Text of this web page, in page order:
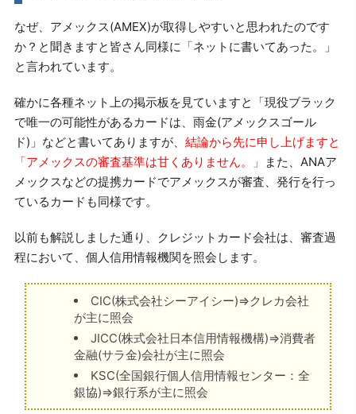
なぜ、アメックス(AMEX)が取得しやすいと思われたのです
か？と聞きますと皆さん同様に「ネットに書いてあった。」
と言われています。
確かに各種ネット上の掲示板を見ていますと「現役ブラック
で唯一の可能性があるカードは、雨金(アメックスゴール
ド)」などと書いてありますが、 結論から先に申し上げますと
「アメックスの審査基準は甘くありません。」
また、ANAア
メックスなどの提携カードでアメックスが審査、発行を行っ
ているカードも同様です。
以前も解説しました通り、クレジットカード会社は、審査過
程において、個人信用情報機関を照会します。
CIC(株式会社シーアイシー)⇒クレカ会社
が主に照会
JICC(株式会社日本信用情報機構)⇒消費者
金融(サラ金)会社が主に照会
KSC(全国銀行個人信用情報センター：全
銀協)⇒銀行系が主に照会